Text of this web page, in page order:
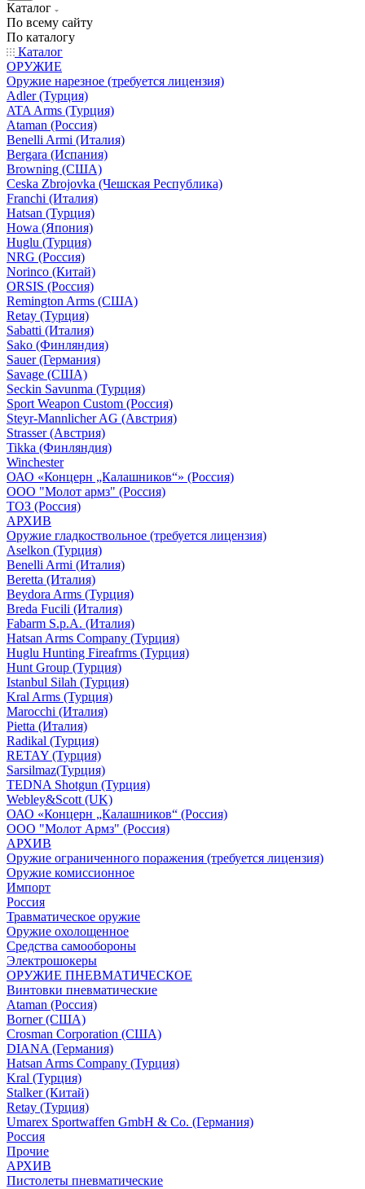
Каталог
По всему сайту
По каталогу
Каталог
ОРУЖИЕ
Оружие нарезное (требуется лицензия)
Adler (Турция)
ATA Arms (Турция)
Ataman (Россия)
Benelli Armi (Италия)
Bergara (Испания)
Browning (США)
Ceska Zbrojovka (Чешская Республика)
Franchi (Италия)
Hatsan (Турция)
Howa (Япония)
Huglu (Турция)
NRG (Россия)
Norinco (Китай)
ORSIS (Россия)
Remington Arms (США)
Retay (Турция)
Sabatti (Италия)
Sako (Финляндия)
Sauer (Германия)
Savage (США)
Seckin Savunma (Турция)
Sport Weapon Custom (Россия)
Steyr-Mannlicher AG (Австрия)
Strasser (Австрия)
Tikka (Финляндия)
Winchester
ОАО «Концерн „Калашников“» (Россия)
ООО "Молот армз" (Россия)
ТОЗ (Россия)
АРХИВ
Оружие гладкоствольное (требуется лицензия)
Aselkon (Турция)
Benelli Armi (Италия)
Beretta (Италия)
Beydora Arms (Турция)
Breda Fucili (Италия)
Fabarm S.p.A. (Италия)
Hatsan Arms Company (Турция)
Huglu Hunting Fireafrms (Турция)
Hunt Group (Турция)
Istanbul Silah (Турция)
Kral Arms (Турция)
Marocchi (Италия)
Pietta (Италия)
Radikal (Турция)
RETAY (Турция)
Sarsilmaz(Турция)
TEDNA Shotgun (Турция)
Webley&Scott (UK)
ОАО «Концерн „Калашников“ (Россия)
ООО "Молот Армз" (Россия)
АРХИВ
Оружие ограниченного поражения (требуется лицензия)
Оружие комиссионное
Импорт
Россия
Травматическое оружие
Оружие охолощенное
Средства самообороны
Электрошокеры
ОРУЖИЕ ПНЕВМАТИЧЕСКОЕ
Винтовки пневматические
Ataman (Россия)
Borner (США)
Crosman Corporation (США)
DIANA (Германия)
Hatsan Arms Company (Турция)
Kral (Турция)
Stalker (Китай)
Retay (Турция)
Umarex Sportwaffen GmbH & Co. (Германия)
Россия
Прочие
АРХИВ
Пистолеты пневматические